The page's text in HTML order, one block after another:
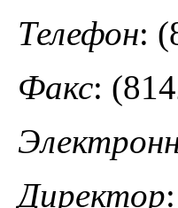
Телефон:
Факс:
Директор: